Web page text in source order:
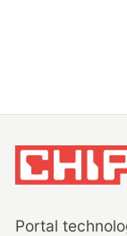
Portal